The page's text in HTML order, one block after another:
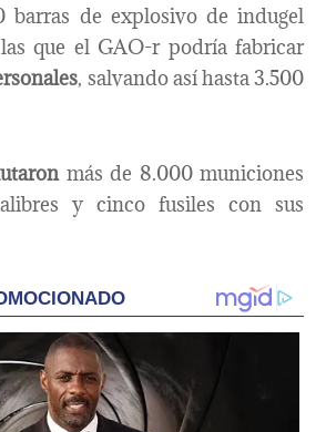
barras de explosivo de indugel
que el GAO-r podría fabricar
, salvando así hasta 3.500
más de 8.000 municiones
y cinco fusiles con sus